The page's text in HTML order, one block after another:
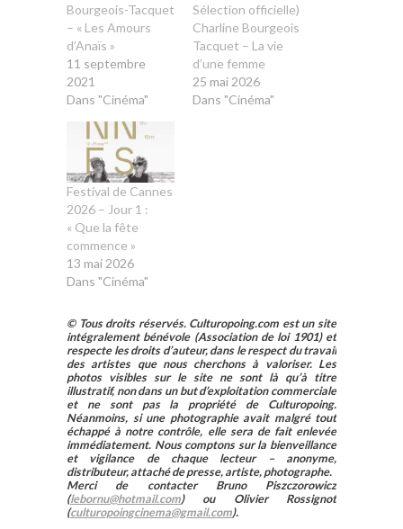
Bourgeois-Tacquet
– « Les Amours
d’Anaïs »
11 septembre
2021
Dans "Cinéma"
Sélection officielle)
Charline Bourgeois
Tacquet – La vie
d’une femme
25 mai 2026
Dans "Cinéma"
Festival de Cannes
2026 – Jour 1 :
« Que la fête
commence »
13 mai 2026
Dans "Cinéma"
© Tous droits réservés. Culturopoing.com est un site
intégralement bénévole (Association de loi 1901) et
respecte les droits d’auteur, dans le respect du travail
des artistes que nous cherchons à valoriser. Les
photos visibles sur le site ne sont là qu’à titre
illustratif, non dans un but d’exploitation commerciale
et ne sont pas la propriété de Culturopoing.
Néanmoins, si une photographie avait malgré tout
échappé à notre contrôle, elle sera de fait enlevée
immédiatement. Nous comptons sur la bienveillance
et vigilance de chaque lecteur – anonyme,
distributeur, attaché de presse, artiste, photographe.
Merci de contacter Bruno Piszczorowicz
(lebornu@hotmail.com) ou Olivier Rossignot
(culturopoingcinema@gmail.com).